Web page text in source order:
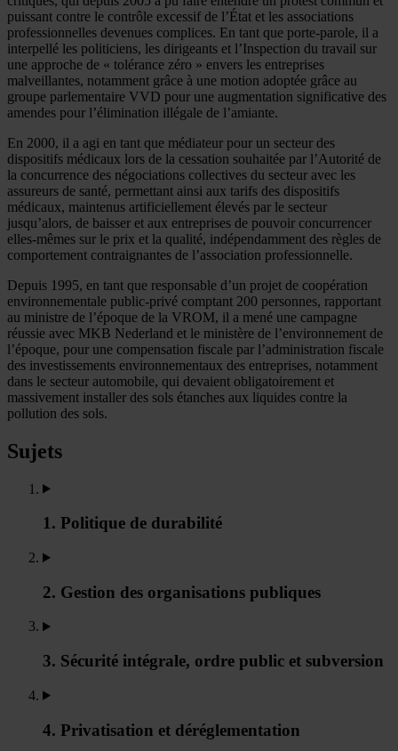
puissant contre le contrôle excessif de l’État et les associations
professionnelles devenues complices. En tant que porte-parole, il a
interpellé les politiciens, les dirigeants et l’Inspection du travail sur
une approche de « tolérance zéro » envers les entreprises
malveillantes, notamment grâce à une motion adoptée grâce au
groupe parlementaire VVD pour une augmentation significative des
amendes pour l’élimination illégale de l’amiante.
En 2000, il a agi en tant que médiateur pour un secteur des
dispositifs médicaux lors de la cessation souhaitée par l’Autorité de
la concurrence des négociations collectives du secteur avec les
assureurs de santé, permettant ainsi aux tarifs des dispositifs
médicaux, maintenus artificiellement élevés par le secteur
jusqu’alors, de baisser et aux entreprises de pouvoir concurrencer
elles-mêmes sur le prix et la qualité, indépendamment des règles de
comportement contraignantes de l’association professionnelle.
Depuis 1995, en tant que responsable d’un projet de coopération
environnementale public-privé comptant 200 personnes, rapportant
au ministre de l’époque de la VROM, il a mené une campagne
réussie avec MKB Nederland et le ministère de l’environnement de
l’époque, pour une compensation fiscale par l’administration fiscale
des investissements environnementaux des entreprises, notamment
dans le secteur automobile, qui devaient obligatoirement et
massivement installer des sols étanches aux liquides contre la
pollution des sols.
Sujets
1. Politique de durabilité
2. Gestion des organisations publiques
3. Sécurité intégrale, ordre public et subversion
4. Privatisation et déréglementation